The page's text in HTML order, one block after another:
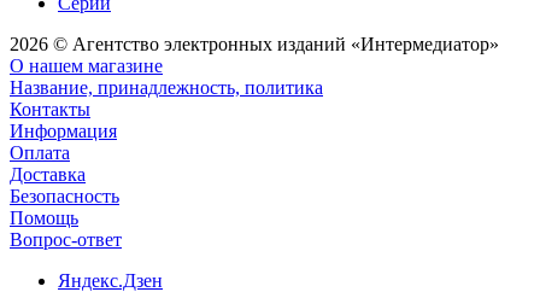
2026 © Агентство электронных изданий «Интермедиатор»
О нашем магазине
Название, принадлежность, политика
Контакты
Информация
Оплата
Доставка
Безопасность
Помощь
Вопрос-ответ
Яндекс.Дзен